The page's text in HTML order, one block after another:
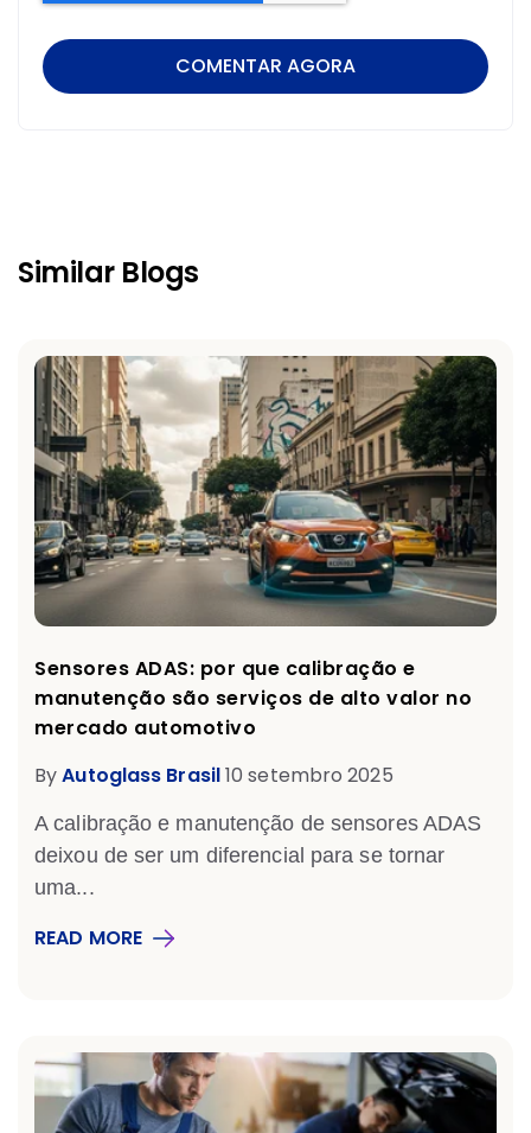
Similar Blogs
Sensores ADAS: por que calibração e
manutenção são serviços de alto valor no
mercado automotivo
ByAutoglass Brasil10 setembro 2025
A calibração e manutenção de sensores ADAS
deixou de ser um diferencial para se tornar
uma...
READ MORE